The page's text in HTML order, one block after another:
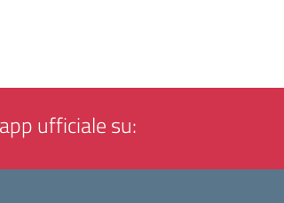
ufficiale su: